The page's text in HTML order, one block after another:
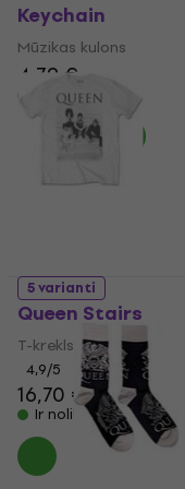
Keychain
Mūzikas kulons
4,79 €
Ir noliktavā
5 varianti
Queen Stairs
T-krekls
4,9/5
16,70 €
Ir noliktavā